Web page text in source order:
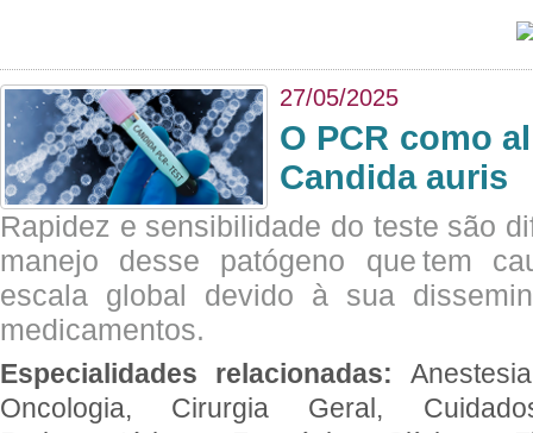
27/05/2025
O PCR como
Candida auris
Rapidez e sensibilidade do teste são
manejo desse patógeno que tem
escala global devido à sua
medicamentos.
Especialidades relacionadas:
Oncologia, Cirurgia Geral,